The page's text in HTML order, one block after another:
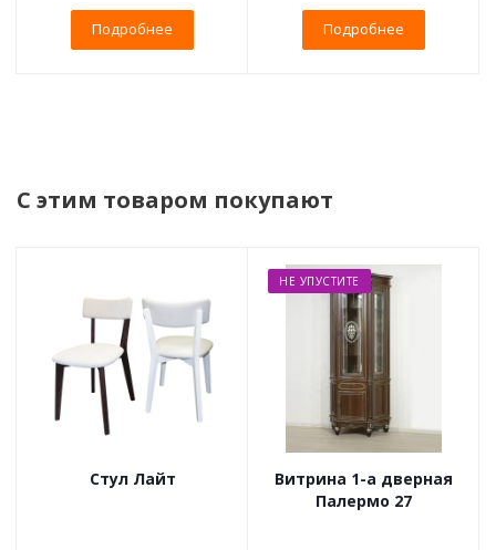
Подробнее Подробнее
С этим товаром покупают
Стул Лайт
НЕ УПУСТИТЕ
Витрина 1-а дверная
Палермо 27